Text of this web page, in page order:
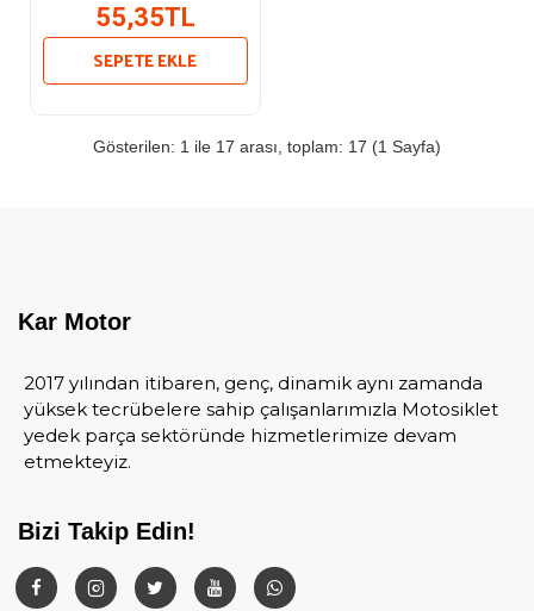
55,35TL
SEPETE EKLE
Gösterilen: 1 ile 17 arası, toplam: 17 (1 Sayfa)
Kar Motor
2017 yılından itibaren, genç, dinamik aynı zamanda
yüksek tecrübelere sahip çalışanlarımızla Motosiklet
yedek parça sektöründe hizmetlerimize devam
etmekteyiz.
Bizi Takip Edin!